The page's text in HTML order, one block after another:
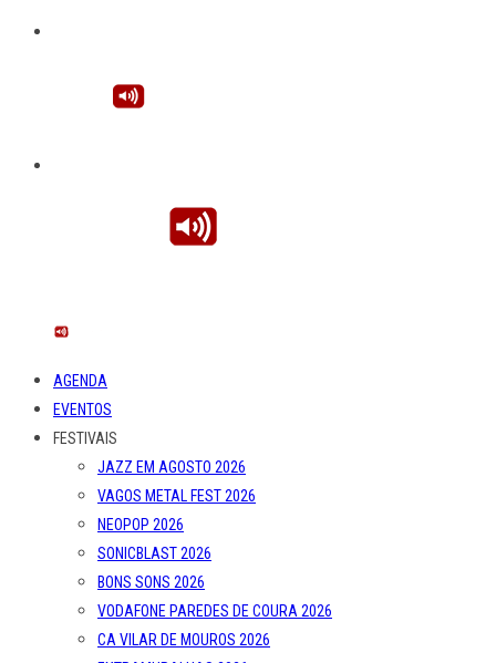
AGENDA
EVENTOS
FESTIVAIS
JAZZ EM AGOSTO 2026
VAGOS METAL FEST 2026
NEOPOP 2026
SONICBLAST 2026
BONS SONS 2026
VODAFONE PAREDES DE COURA 2026
CA VILAR DE MOUROS 2026